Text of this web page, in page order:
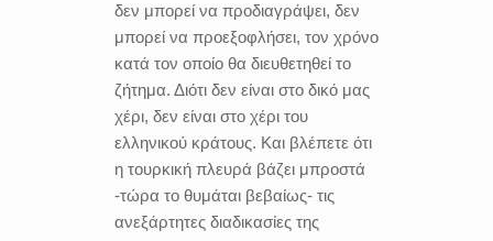
δεν μπορεί να προδιαγράψει, δεν
μπορεί να προεξοφλήσει, τον χρόνο
κατά τον οποίο θα διευθετηθεί το
ζήτημα. Διότι δεν είναι στο δικό μας
χέρι, δεν είναι στο χέρι του
ελληνικού κράτους. Και βλέπετε ότι
η τουρκική πλευρά βάζει μπροστά
-τώρα το θυμάται βεβαίως- τις
ανεξάρτητες διαδικασίες της